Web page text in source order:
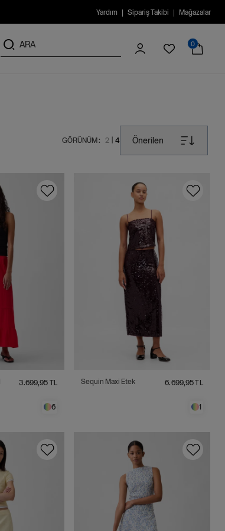
Yardım Sipariş Takibi Mağazalar
0
GÖRÜNÜM : 2 4 Önerilen
3.699,95 TL
6
Sequin Maxi Etek 6.699,95 TL
1